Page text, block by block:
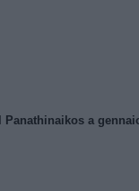
Il Panathinaikos a